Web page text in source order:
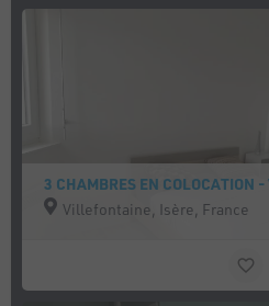
3 CHAMBRES EN COLOCATION
Villefontaine, Isère, France